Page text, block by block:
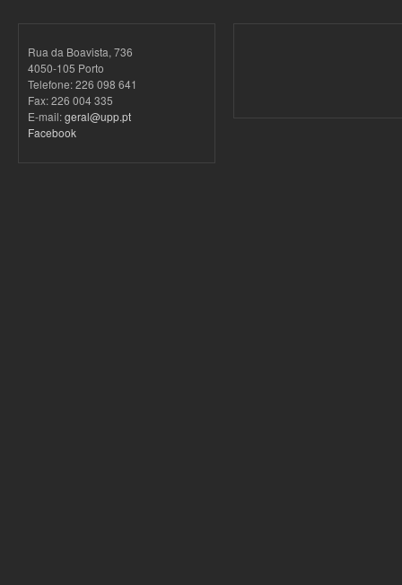
Rua da Boavista, 736
4050-105 Porto
Telefone: 226 098 641
Fax: 226 004 335
E-mail:geral@upp.pt
Facebook